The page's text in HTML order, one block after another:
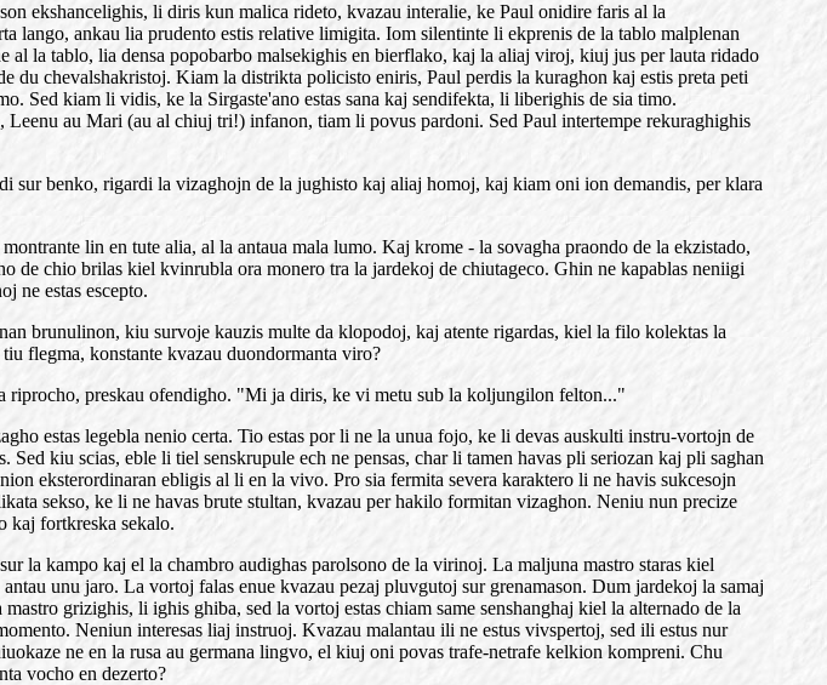
ekshancelighis, li diris kun malica rideto, kvazau interalie, ke Paul onidire faris al la
ankau lia prudento estis relative limigita. Iom silentinte li ekprenis de la tablo malplenan
la tablo, lia densa popobarbo malsekighis en bierflako, kaj la aliaj viroj, kiuj jus per lauta ridado
chevalshakristoj. Kiam la distrikta policisto eniris, Paul perdis la kuraghon kaj estis preta peti
Sed kiam li vidis, ke la Sirgaste'ano estas sana kaj sendifekta, li liberighis de sia timo.
au Mari (au al chiuj tri!) infanon, tiam li povus pardoni. Sed Paul intertempe rekuraghighis
sur benko, rigardi la vizaghojn de la jughisto kaj aliaj homoj, kaj kiam oni ion demandis, per klara
lin en tute alia, al la antaua mala lumo. Kaj krome - la sovagha praondo de la ekzistado,
chio brilas kiel kvinrubla ora monero tra la jardekoj de chiutageco. Ghin ne kapablas neniigi
ne estas escepto.
brunulinon, kiu survoje kauzis multe da klopodoj, kaj atente rigardas, kiel la filo kolektas la
flegma, konstante kvazau duondormanta viro?
riprocho, preskau ofendigho. "Mi ja diris, ke vi metu sub la koljungilon felton..."
estas legebla nenio certa. Tio estas por li ne la unua fojo, ke li devas auskulti instru-vortojn de
kiu scias, eble li tiel senskrupule ech ne pensas, char li tamen havas pli seriozan kaj pli saghan
eksterordinaran ebligis al li en la vivo. Pro sia fermita severa karaktero li ne havis sukcesojn
sekso, ke li ne havas brute stultan, kvazau per hakilo formitan vizaghon. Neniu nun precize
kaj fortkreska sekalo.
la kampo kaj el la chambro audighas parolsono de la virinoj. La maljuna mastro staras kiel
unu jaro. La vortoj falas enue kvazau pezaj pluvgutoj sur grenamason. Dum jardekoj la samaj
grizighis, li ighis ghiba, sed la vortoj estas chiam same senshanghaj kiel la alternado de la
Neniun interesas liaj instruoj. Kvazau malantau ili ne estus vivspertoj, sed ili estus nur
ne en la rusa au germana lingvo, el kiuj oni povas trafe-netrafe kelkion kompreni. Chu
vocho en dezerto?